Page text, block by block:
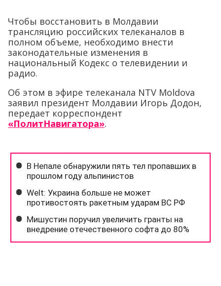
Чтобы восстановить в Молдавии
трансляцию российских телеканалов в
полном объеме, необходимо внести
законодательные изменения в
национальный Кодекс о телевидении и
радио.
Об этом в эфире телеканала NTV Moldova
заявил президент Молдавии Игорь Додон,
передает корреспондент
«ПолитНавигатора».